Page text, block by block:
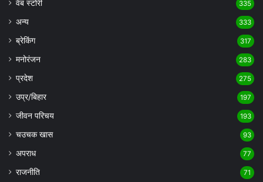
वेब स्टोरी 335
अन्य 333
ब्रेकिंग 317
मनोरंजन 283
प्रदेश 275
उप्र/बिहार 197
जीवन परिचय 193
चउचक खास 93
अपराध 77
राजनीति 71